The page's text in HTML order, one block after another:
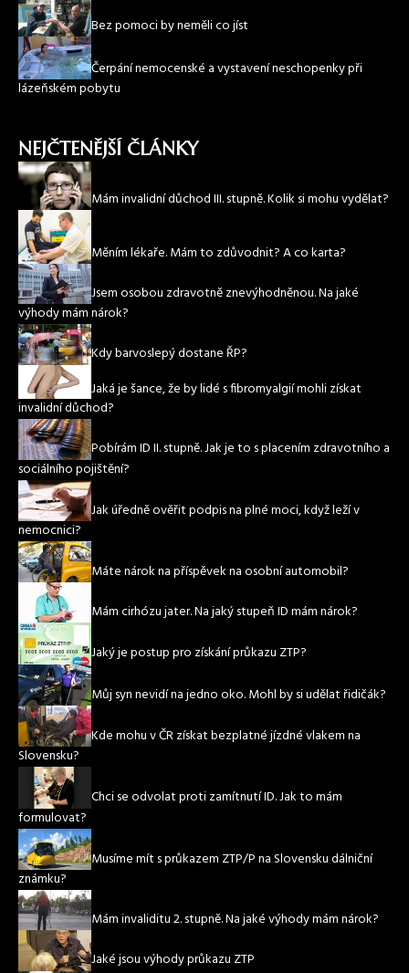
Bez pomoci by neměli co jíst
Čerpání nemocenské a vystavení neschopenky při
lázeňském pobytu
NEJČTENĚJŠÍ ČLÁNKY
Mám invalidní důchod III. stupně. Kolik si mohu vydělat?
Měním lékaře. Mám to zdůvodnit? A co karta?
Jsem osobou zdravotně znevýhodněnou. Na jaké
výhody mám nárok?
Kdy barvoslepý dostane ŘP?
Jaká je šance, že by lidé s fibromyalgií mohli získat
invalidní důchod?
Pobírám ID II. stupně. Jak je to s placením zdravotního a
sociálního pojištění?
Jak úředně ověřit podpis na plné moci, když leží v
nemocnici?
Máte nárok na příspěvek na osobní automobil?
Mám cirhózu jater. Na jaký stupeň ID mám nárok?
Jaký je postup pro získání průkazu ZTP?
Můj syn nevidí na jedno oko. Mohl by si udělat řidičák?
Kde mohu v ČR získat bezplatné jízdné vlakem na
Slovensku?
Chci se odvolat proti zamítnutí ID. Jak to mám
formulovat?
Musíme mít s průkazem ZTP/P na Slovensku dálniční
známku?
Mám invaliditu 2. stupně. Na jaké výhody mám nárok?
Jaké jsou výhody průkazu ZTP